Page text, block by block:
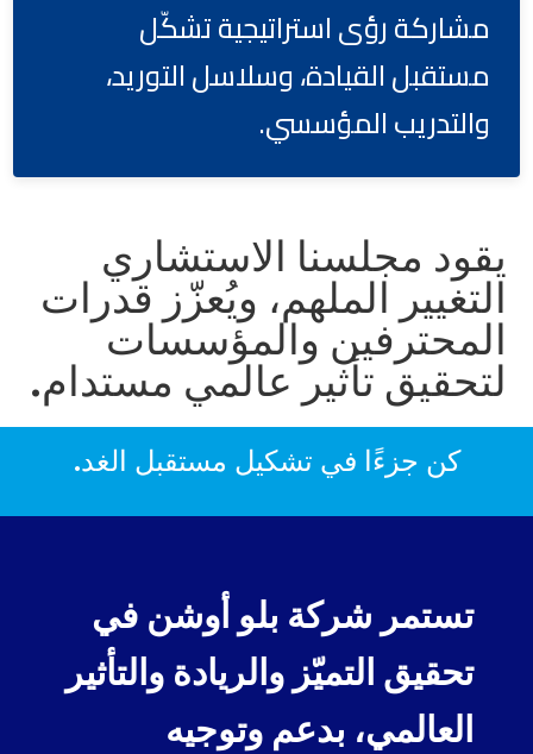
مشاركة رؤى استراتيجية تشكّل
مستقبل القيادة، وسلاسل التوريد،
والتدريب المؤسسي.
يقود مجلسنا الاستشاري
التغيير الملهم، ويُعزّز قدرات
المحترفين والمؤسسات
لتحقيق تأثير عالمي مستدام.
كن جزءًا في تشكيل مستقبل الغد.
تستمر شركة بلو أوشن في
تحقيق التميّز والريادة والتأثير
العالمي، بدعم وتوجيه